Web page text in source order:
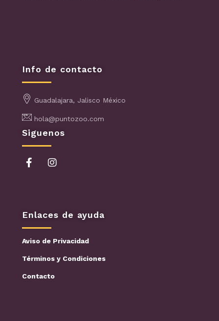
Info de contacto
Guadalajara, Jalisco México
hola@puntozoo.com
Siguenos
Enlaces de ayuda
Aviso de Privacidad
Términos y Condiciones
Contacto